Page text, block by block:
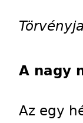
A nagy
Az egy